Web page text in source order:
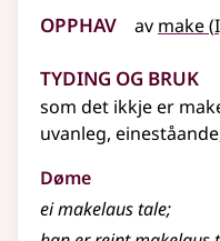
Opphav av make(
Tyding og bruk
som det ikkje er
uvanleg,
Døme
ei makelaus tale;